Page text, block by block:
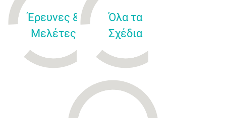
Έρευνες &
Μελέτες
Όλα τα
Σχέδια